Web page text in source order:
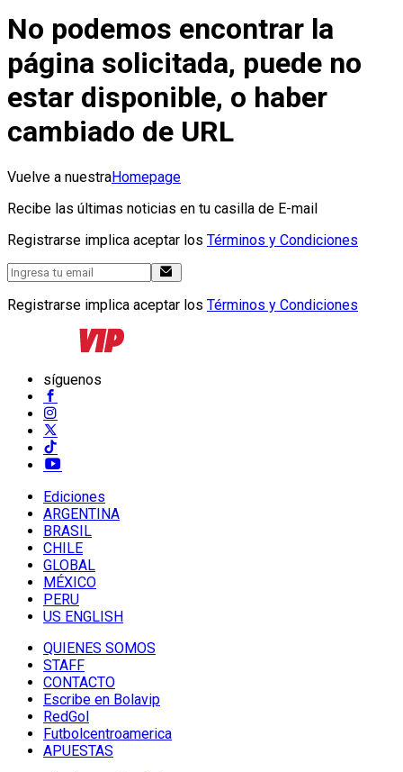
No podemos encontrar la
página solicitada, puede no
estar disponible, o haber
cambiado de URL
Vuelve a nuestraHomepage
Recibe las últimas noticias en tu casilla de E-mail
Registrarse implica aceptar los Términos y Condiciones
Registrarse implica aceptar los Términos y Condiciones
síguenos
Ediciones
ARGENTINA
BRASIL
CHILE
GLOBAL
MÉXICO
PERU
US ENGLISH
QUIENES SOMOS
STAFF
CONTACTO
Escribe en Bolavip
RedGol
Futbolcentroamerica
APUESTAS